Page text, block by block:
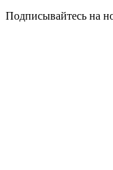
Подписывайтесь на